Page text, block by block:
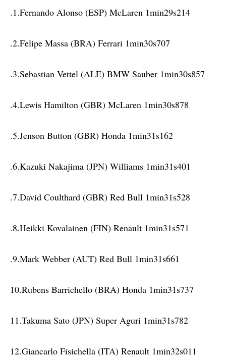
.1.Fernando Alonso (ESP) McLaren 1min29s214
.2.Felipe Massa (BRA) Ferrari 1min30s707
.3.Sebastian Vettel (ALE) BMW Sauber 1min30s857
.4.Lewis Hamilton (GBR) McLaren 1min30s878
.5.Jenson Button (GBR) Honda 1min31s162
.6.Kazuki Nakajima (JPN) Williams 1min31s401
.7.David Coulthard (GBR) Red Bull 1min31s528
.8.Heikki Kovalainen (FIN) Renault 1min31s571
.9.Mark Webber (AUT) Red Bull 1min31s661
10.Rubens Barrichello (BRA) Honda 1min31s737
11.Takuma Sato (JPN) Super Aguri 1min31s782
12.Giancarlo Fisichella (ITA) Renault 1min32s011